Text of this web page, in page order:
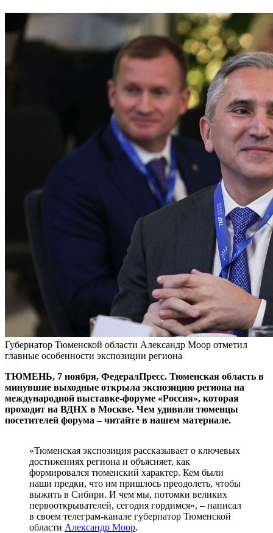
Губернатор Тюменской области Александр Моор отметил
главные особенности экспозиции региона
ТЮМЕНЬ, 7 ноября, ФедералПресс. Тюменская область в
минувшие выходные открыла экспозицию региона на
международной выставке-форуме «Россия», которая
проходит на ВДНХ в Москве. Чем удивили тюменцы
посетителей форума – читайте в нашем материале.
«Тюменская экспозиция рассказывает о ключевых
достижениях региона и объясняет, как
формировался тюменский характер. Кем были
наши предки, что им пришлось преодолеть, чтобы
выжить в Сибири. И чем мы, потомки великих
первооткрывателей, сегодня гордимся», – написал
в своем телеграм-канале губернатор Тюменской
области Александр Моор.